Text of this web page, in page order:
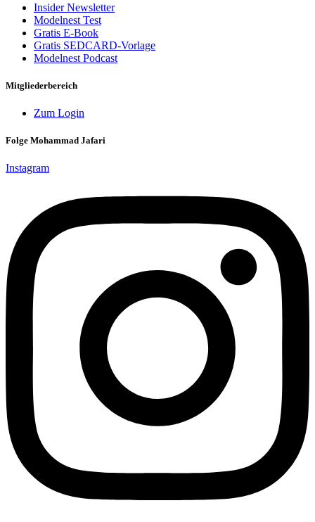
Insider Newsletter
Modelnest Test
Gratis E-Book
Gratis SEDCARD-Vorlage
Modelnest Podcast
Mitgliederbereich
Zum Login
Folge Mohammad Jafari
Instagram